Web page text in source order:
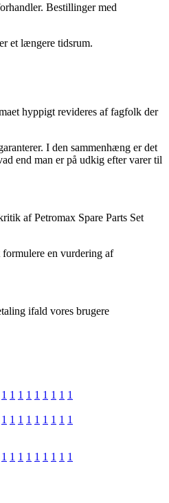
Bestillinger med
et længere tidsrum.
hyppigt revideres af fagfolk der
I den sammenhæng er det
end man er på udkig efter varer til
af Petromax Spare Parts Set
en vurdering af
ifald vores brugere
1 1 1 1 1 1 1 1 1
1 1 1 1 1 1 1 1 1
1 1 1 1 1 1 1 1 1